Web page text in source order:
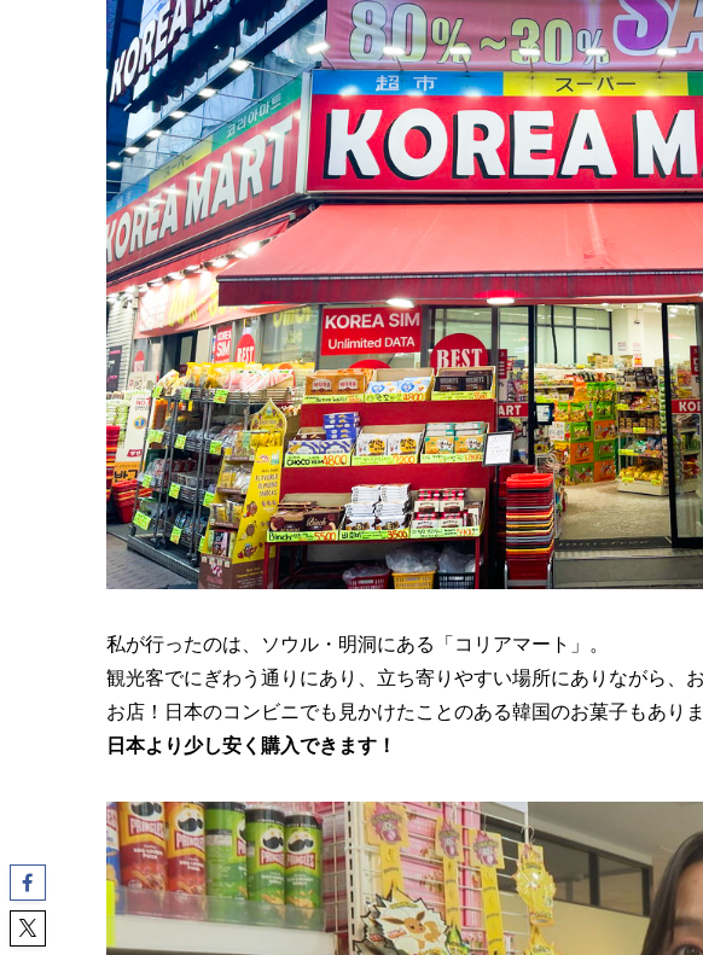
私が行ったのは、ソウル・明洞にある「コリアマート」。
観光客でにぎわう通りにあり、立ち寄りやすい場所にありながら、
お店！日本のコンビニでも見かけたことのある韓国のお菓子もありま
日本より少し安く購入できます！